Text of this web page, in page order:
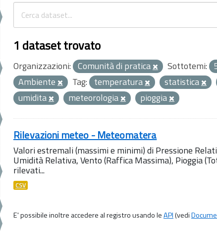
1 dataset trovato
Organizzazioni: Comunità di pratica Sottotemi:
Ambiente
Tag: temperatura statistica
umidita
meteorologia pioggia
Rilevazioni meteo - Meteomatera
Valori estremali (massimi e minimi) di Pressione
Umidità Relativa, Vento (Raffica Massima), Pioggia
rilevati...
CSV
E' possibile inoltre accedere al registro usando leAPI(vedi